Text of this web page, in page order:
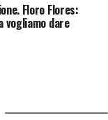
Floro Flores:
vogliamo dare